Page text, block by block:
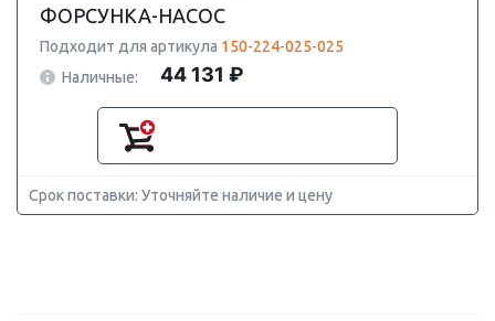
ФОРСУНКА-НАСОС
Подходит для артикула 150-224-025-025
Наличные:
44 131 ₽
Срок поставки: Уточняйте наличие и цену